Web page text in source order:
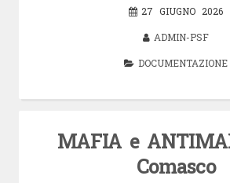
27 GIUGNO 2026
ADMIN-PSF
DOCUMENTAZIONE
MAFIA e
Comasco